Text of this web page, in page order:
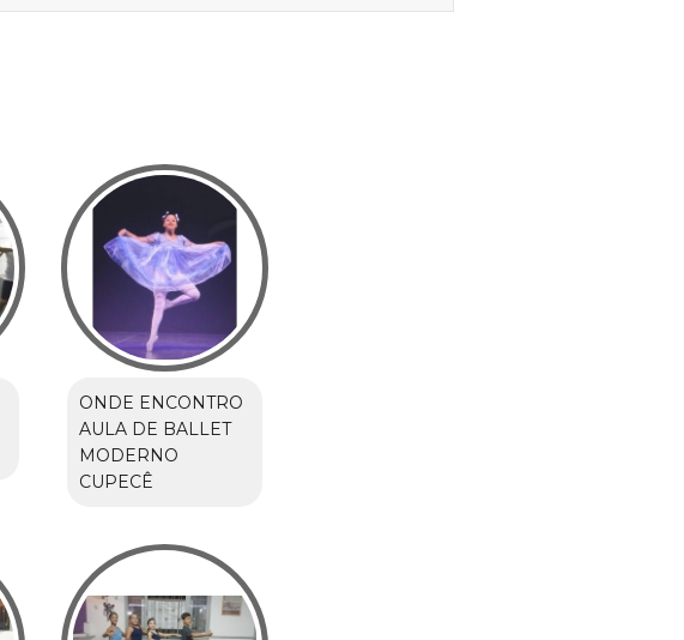
ONDE ENCONTRO
AULA DE BALLET
MODERNO
CUPECÊ